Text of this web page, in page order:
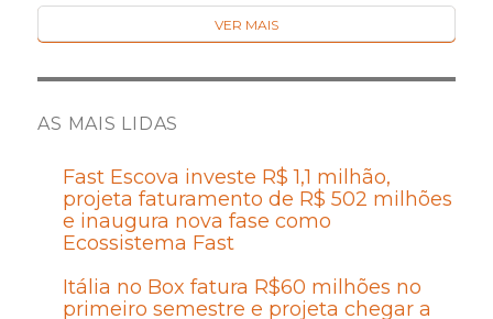
VER MAIS
AS MAIS LIDAS
Fast Escova investe R$ 1,1 milhão,
projeta faturamento de R$ 502 milhões
e inaugura nova fase como
Ecossistema Fast
Itália no Box fatura R$60 milhões no
primeiro semestre e projeta chegar a